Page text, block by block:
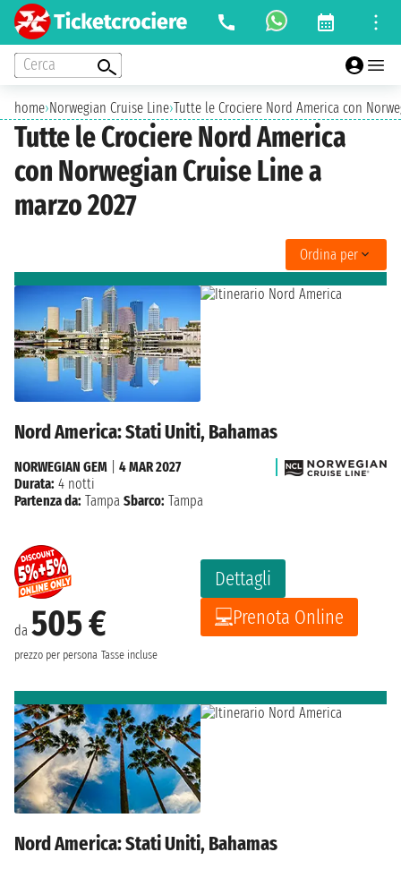
Cerca
home›Norwegian Cruise Line›Tutte le Crociere Nord America con
Tutte le Crociere Nord America
con Norwegian Cruise Line a
marzo 2027
Ordina per
Nord America: Stati Uniti, Bahamas
da 505 €
prezzo per persona Tasse incluse
Dettagli
Prenota Online
NORWEGIAN GEM
4 MAR 2027
Durata: 4 notti
Partenza da: Tampa Sbarco: Tampa
Nord America: Stati Uniti, Bahamas